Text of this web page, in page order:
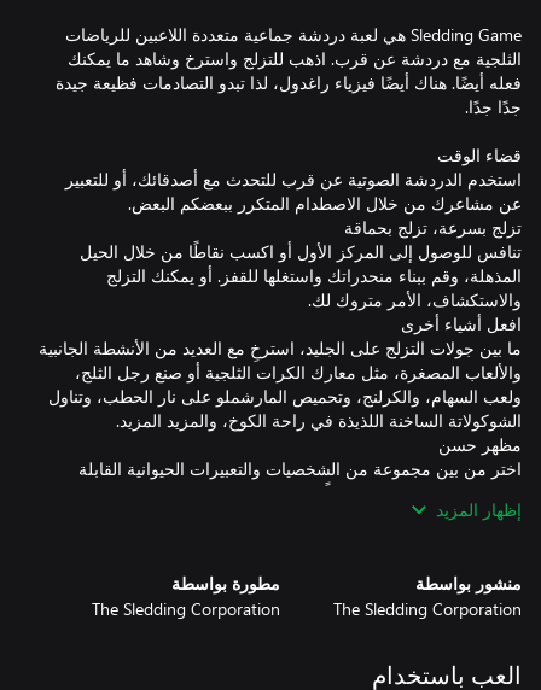
Sledding Game هي لعبة دردشة جماعية متعددة اللاعبين للرياضات
الثلجية مع دردشة عن قرب. اذهب للتزلج واسترخ وشاهد ما يمكنك
فعله أيضًا. هناك أيضًا فيزياء راغدول، لذا تبدو التصادمات فظيعة جيدة
استخدم الدردشة الصوتية عن قرب للتحدث مع أصدقائك، أو للتعبير
تنافس للوصول إلى المركز الأول أو اكسب نقاطًا من خلال الحيل
المذهلة، وقم ببناء منحدراتك واستغلها للقفز. أو يمكنك التزلج
ما بين جولات التزلج على الجليد، استرخِ مع العديد من الأنشطة الجانبية
والألعاب المصغرة، مثل معارك الكرات الثلجية أو صنع رجل الثلج،
ولعب السهام، والكرلنج، وتحميص المارشملو على نار الحطب، وتناول
اختر من بين مجموعة من الشخصيات والتعبيرات الحيوانية القابلة
للتخصيص بالكامل. اربح نقاطًا لإنفاقها على مستحضرات التجميل
على أصدقاء جدد. اجلس على مقعد مع صديق، أو تسابق أسفل التل
إظهار المزيد
منشور بواسطة
The Sledding Corporation
مطورة بواسطة
The Sledding Corporation
العب باستخدام